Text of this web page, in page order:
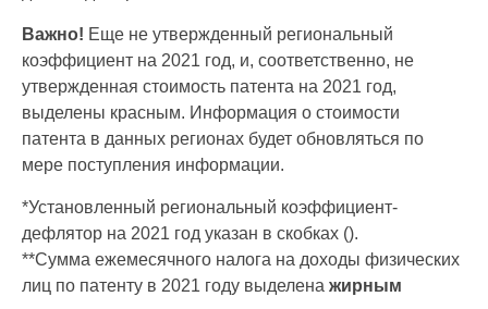
Важно! Еще не утвержденный региональный
коэффициент на 2021 год, и, соответственно, не
утвержденная стоимость патента на 2021 год,
выделены красным. Информация о стоимости
патента в данных регионах будет обновляться по
мере поступления информации.
*Установленный региональный коэффициент-
дефлятор на 2021 год указан в скобках ().
**Сумма ежемесячного налога на доходы физических
лиц по патенту в 2021 году выделена жирным